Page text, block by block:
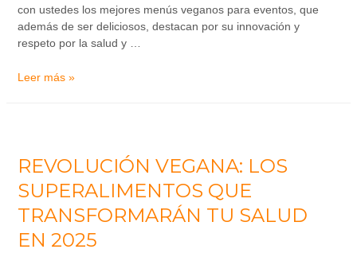
con ustedes los mejores menús veganos para eventos, que
además de ser deliciosos, destacan por su innovación y
respeto por la salud y …
Leer más »
REVOLUCIÓN VEGANA: LOS
SUPERALIMENTOS QUE
TRANSFORMARÁN TU SALUD
EN 2025